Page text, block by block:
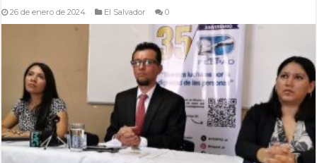
26 de enero de 2024 El Salvador 0